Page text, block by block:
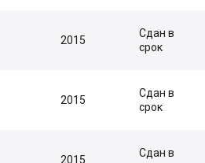
2015
Сдан в
срок
2015
Сдан в
срок
2015
Сдан в